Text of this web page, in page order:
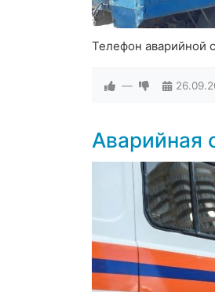
Телефон аварийной
—
Аварийная